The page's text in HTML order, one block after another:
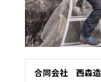
合同会社 西森